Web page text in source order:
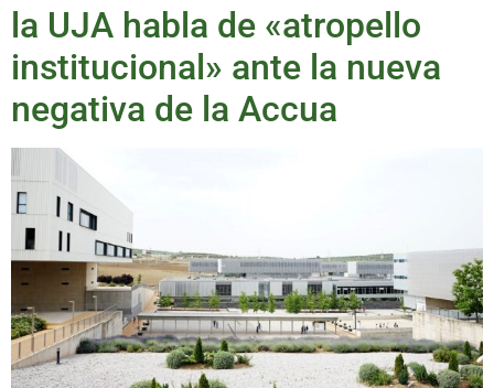
la UJA habla de «atropello
institucional» ante la nueva
negativa de la Accua